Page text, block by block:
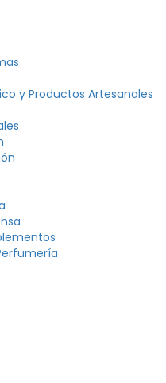
y Productos Artesanales